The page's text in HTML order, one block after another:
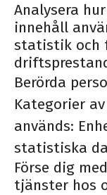
Analysera
innehåll
statistik och
Berörda
Kategorier
används:
statistiska
Förse dig
tjänster hos